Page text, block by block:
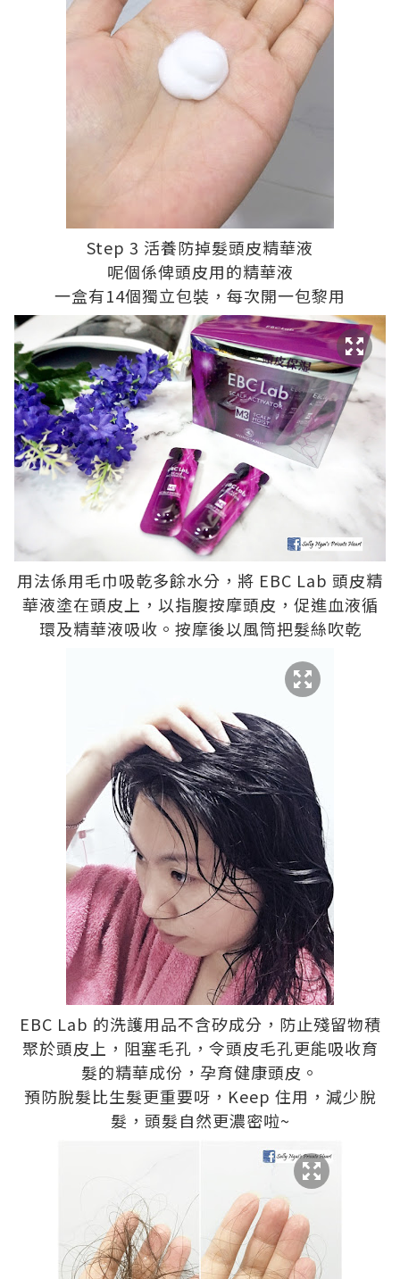
Step 3 活養防掉髮頭皮精華液
呢個係俾頭皮用的精華液
一盒有14個獨立包裝，每次開一包黎用
用法係用毛巾吸乾多餘水分，將 EBC Lab 頭皮精
華液塗在頭皮上，以指腹按摩頭皮，促進血液循
環及精華液吸收。按摩後以風筒把髮絲吹乾
EBC Lab 的洗護用品不含矽成分，防止殘留物積
聚於頭皮上，阻塞毛孔，令頭皮毛孔更能吸收育
髮的精華成份，孕育健康頭皮。
預防脫髮比生髮更重要呀，Keep 住用，減少脫
髮，頭髮自然更濃密啦~